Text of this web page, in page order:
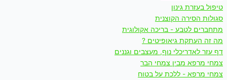
טיפול בעזרת גינון
סגולות הסירה הקוצנית
מתחברים לטבע - בריכה אקולוגית
מה זה העתקת גיאופיטים ?
דף עזר לאדריכלי נוף, מעצבים וגננים
צמחי מרפא מבין צמחי הבר
צמחי מרפא - ללכת על בטוח